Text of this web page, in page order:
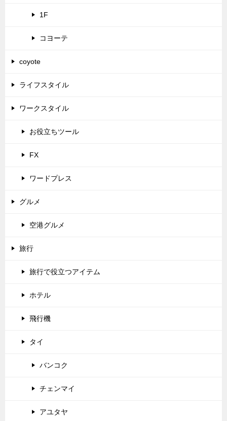
1F
コヨーテ
coyote
ライフスタイル
ワークスタイル
お役立ちツール
FX
ワードプレス
グルメ
空港グルメ
旅行
旅行で役立つアイテム
ホテル
飛行機
タイ
バンコク
チェンマイ
アユタヤ